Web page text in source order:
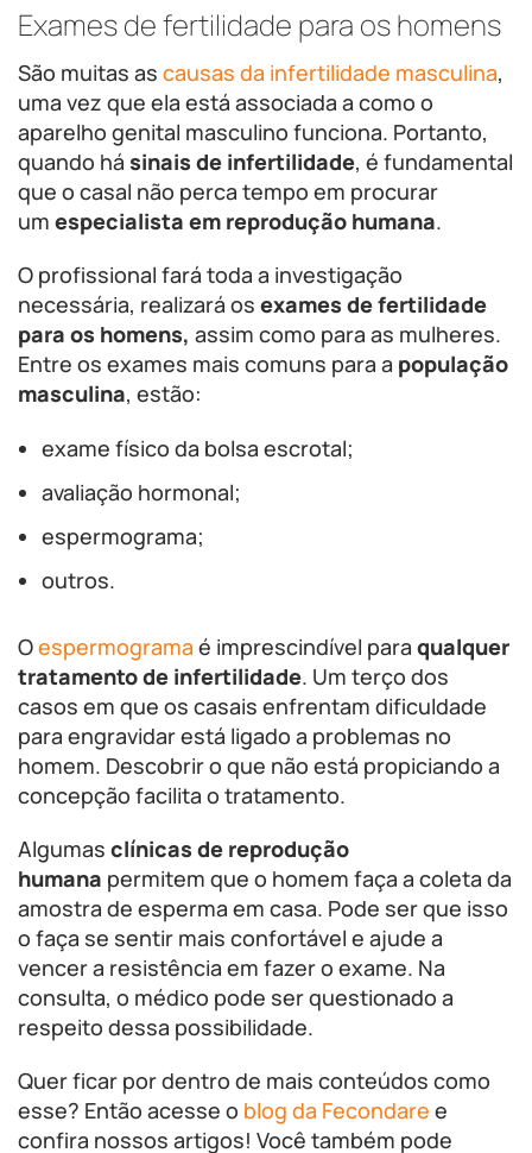
Exames de fertilidade para os homens
São muitas as causas da infertilidade masculina,
uma vez que ela está associada a como o
aparelho genital masculino funciona. Portanto,
quando há sinais de infertilidade, é fundamental
que o casal não perca tempo em procurar
um especialista em reprodução humana.
O profissional fará toda a investigação
necessária, realizará os exames de fertilidade
para os homens, assim como para as mulheres.
Entre os exames mais comuns para a população
masculina, estão:
exame físico da bolsa escrotal;
avaliação hormonal;
espermograma;
outros.
Oespermograma é imprescindível para qualquer
tratamento de infertilidade. Um terço dos
casos em que os casais enfrentam dificuldade
para engravidar está ligado a problemas no
homem. Descobrir o que não está propiciando a
concepção facilita o tratamento.
Algumas clínicas de reprodução
humana permitem que o homem faça a coleta da
amostra de esperma em casa. Pode ser que isso
o faça se sentir mais confortável e ajude a
vencer a resistência em fazer o exame. Na
consulta, o médico pode ser questionado a
respeito dessa possibilidade.
Quer ficar por dentro de mais conteúdos como
esse? Então acesse o blog da Fecondare e
confira nossos artigos! Você também pode